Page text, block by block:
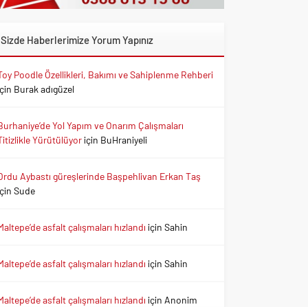
Sizde Haberlerimize Yorum Yapınız
Poodle Özellikleri, Bakımı ve Sahiplenme Rehberi
Burak adıgüzel
Yol Yapım ve Onarım Çalışmaları
Yürütülüyoriçin BuHraniyeli
Aybastı güreşlerinde Başpehlivan Erkan Taş
Sude
asfalt çalışmaları hızlandı içinSahin
asfalt çalışmaları hızlandı içinSahin
asfalt çalışmaları hızlandı için Anonim